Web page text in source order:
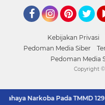
Kebijakan Privasi
Pedoman Media Siber
Pedoman Media
Narkoba Pada TMMD
Copyright ©